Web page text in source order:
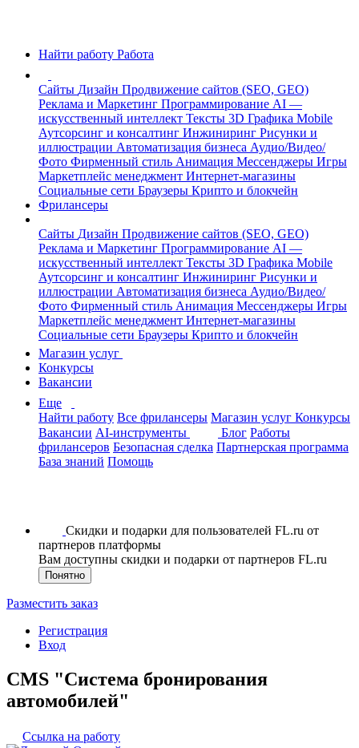
Найти работу Работа
Сайты Дизайн Продвижение сайтов (SEO, GEO)
Реклама и Маркетинг Программирование AI —
искусственный интеллект Тексты 3D Графика Mobile
Аутсорсинг и консалтинг Инжиниринг Рисунки и
иллюстрации Автоматизация бизнеса Аудио/Видео/
Фото Фирменный стиль Анимация Мессенджеры Игры
Маркетплейс менеджмент Интернет-магазины
Социальные сети Браузеры Крипто и блокчейн
Фрилансеры
Сайты Дизайн Продвижение сайтов (SEO, GEO)
Реклама и Маркетинг Программирование AI —
искусственный интеллект Тексты 3D Графика Mobile
Аутсорсинг и консалтинг Инжиниринг Рисунки и
иллюстрации Автоматизация бизнеса Аудио/Видео/
Фото Фирменный стиль Анимация Мессенджеры Игры
Маркетплейс менеджмент Интернет-магазины
Социальные сети Браузеры Крипто и блокчейн
Магазин услуг
Конкурсы
Вакансии
Еще
Найти работу Все фрилансеры Магазин услуг Конкурсы
Вакансии AI-инструменты Блог Работы
фрилансеров Безопасная сделка Партнерская программа
База знаний Помощь
Скидки и подарки для пользователей FL.ru от
партнеров платформы
Вам доступны скидки и подарки от партнеров FL.ru
Понятно
Разместить заказ
Регистрация
Вход
CMS "Система бронирования
автомобилей"
Ссылка на работу